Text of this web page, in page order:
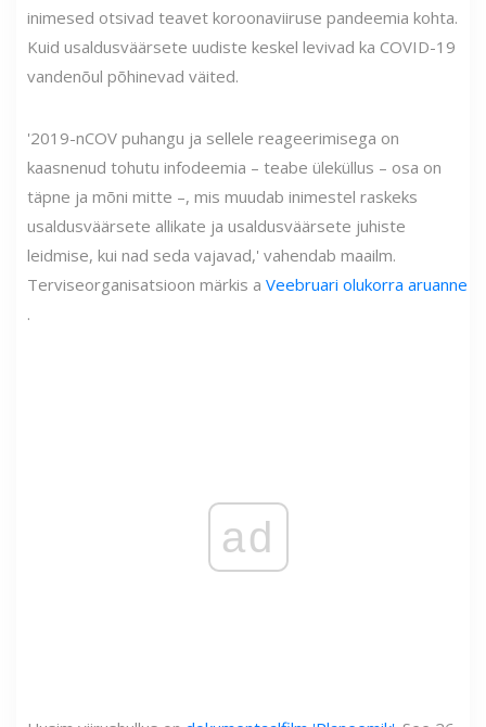
inimesed otsivad teavet koroonaviiruse pandeemia kohta.
Kuid usaldusväärsete uudiste keskel levivad ka COVID-19
vandenõul põhinevad väited.
'2019-nCOV puhangu ja sellele reageerimisega on
kaasnenud tohutu infodeemia – teabe üleküllus – osa on
täpne ja mõni mitte –, mis muudab inimestel raskeks
usaldusväärsete allikate ja usaldusväärsete juhiste
leidmise, kui nad seda vajavad,' vahendab maailm.
Terviseorganisatsioon märkis a Veebruari olukorra aruanne
.
ad